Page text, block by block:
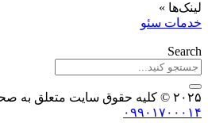
لینک‌ها »
خدمات سئو
Search
۲۰۲۵ © کلیه حقوق سایت متعلق به صحت خبر می‌باشد
۰۹۹۰۱۷۰۰۰۱۴